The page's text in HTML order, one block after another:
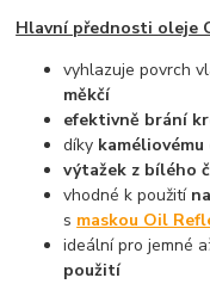
Hlavní přednosti oleje
vyhlazuje povrch
měkčí
efektivně brání
díky
výtažek z bílého
vhodné k použití
s maskou Oil
ideální pro jemné
použití